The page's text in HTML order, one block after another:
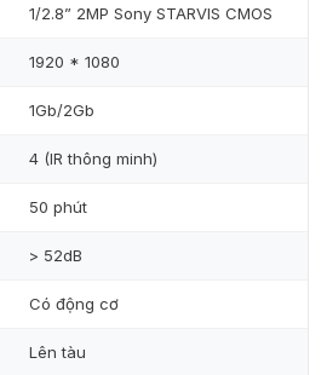
1/2.8” 2MP Sony STARVIS CMOS
1920 * 1080
1Gb/2Gb
4 (IR thông minh)
50 phút
> 52dB
Có động cơ
Lên tàu